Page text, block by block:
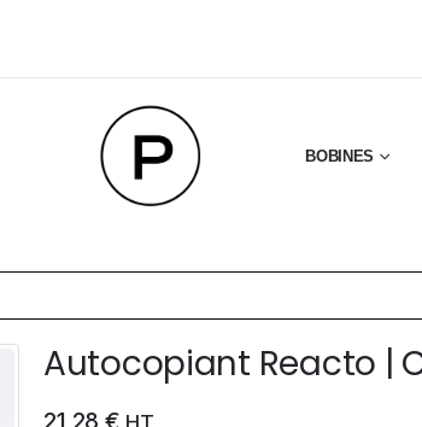
BOBINES
Autocopiant Reacto |
21,28 € HT